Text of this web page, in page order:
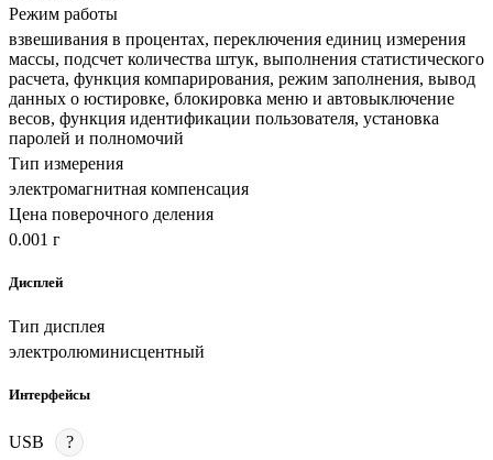
Режим работы
взвешивания в процентах, переключения единиц измерения
массы, подсчет количества штук, выполнения статистического
расчета, функция компарирования, режим заполнения, вывод
данных о юстировке, блокировка меню и автовыключение
весов, функция идентификации пользователя, установка
паролей и полномочий
Тип измерения
электромагнитная компенсация
Цена поверочного деления
0.001 г
Дисплей
Тип дисплея
электролюминисцентный
Интерфейсы
USB
?